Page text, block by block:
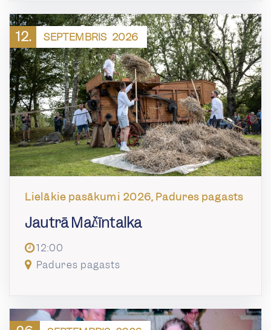
12. SEPTEMBRIS 2026
Lielākie pasākumi 2026, Padures pagasts
Jautrā Mašīntalka
12:00
Padures pagasts